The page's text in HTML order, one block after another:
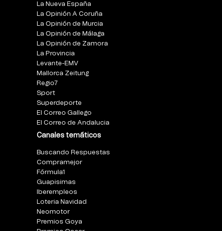
La Nueva España
La Opinión A Coruña
La Opinión de Murcia
La Opinión de Málaga
La Opinión de Zamora
La Provincia
Levante-EMV
Mallorca Zeitung
Regio7
Sport
Superdeporte
El Correo Gallego
El Correo de Andalucia
Canales temáticos
Buscando Respuestas
Compramejor
Fórmula1
Guapisimas
Iberempleos
Loteria Navidad
Neomotor
Premios Goya